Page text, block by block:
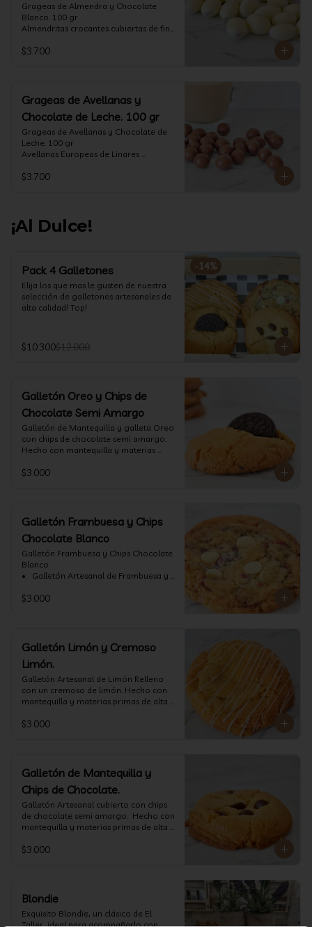
Grageas de Almendra y Chocolate
Blanco. 100 gr
Almendritas crocantes cubiertas de fino
Formato: Bolsa 100 gramos
$3.700
Grageas de Avellanas y
Chocolate de Leche. 100 gr
Grageas de Avellanas y Chocolate de
Leche. 100 gr
Avellanas Europeas de Linares
de leche.
$3.700
¡Al Dulce!
-14%
Pack 4 Galletones
Elija los que mas le gusten de nuestra
selección de galletones artesanales de
alta calidad! Top!
$10.300$12.000
Galletón Oreo y Chips de
Chocolate Semi Amargo
⁠Galletón de Mantequilla y galleta Oreo
con chips de chocolate semi amargo.
Hecho con mantequilla y materias
$3.000
Galletón Frambuesa y Chips
Chocolate Blanco
Galletón Frambuesa y Chips Chocolate
Blanco
•⁠  ⁠ Galletón Artesanal de Frambuesa y
con mantequilla y materias primas de
$3.000
Galletón Limón y Cremoso
Limón.
⁠Galletón Artesanal de Limón Relleno
con un cremoso de limón. Hecho con
mantequilla y materias primas de alta
$3.000
Galletón de Mantequilla y
Chips de Chocolate.
⁠Galletón Artesanal cubierto con chips
de chocolate semi amargo.  Hecho con
mantequilla y materias primas de alta
$3.000
Blondie
Exquisito Blondie, un clásico de El
Taller, ideal para acompañarlo con